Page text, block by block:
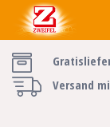
Versand